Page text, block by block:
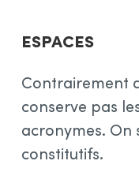
Espaces
Contrairement
conserve pas
acronymes. On
constitutifs.